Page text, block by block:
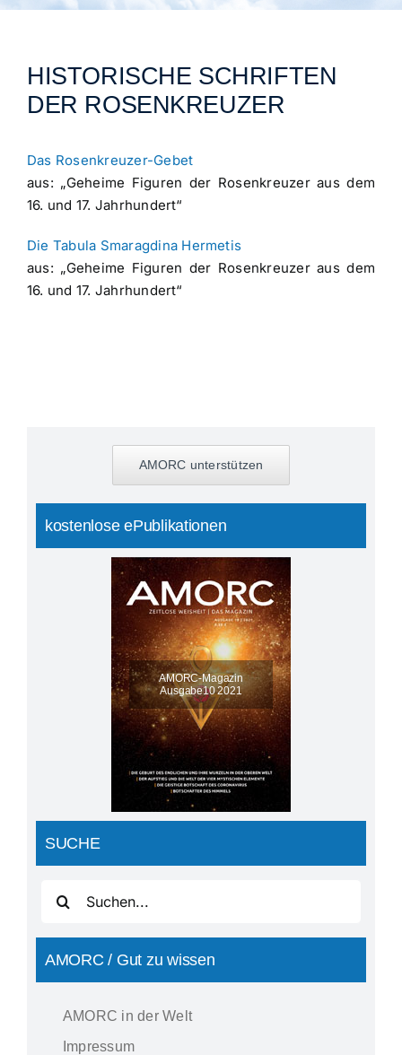
Archiv
HISTORISCHE SCHRIFTEN
DER ROSENKREUZER
Das Rosenkreuzer-Gebet
aus: „Geheime Figuren der Rosenkreuzer aus dem
16. und 17. Jahrhundert“
Die Tabula Smaragdina Hermetis
aus: „Geheime Figuren der Rosenkreuzer aus dem
16. und 17. Jahrhundert“
AMORC unterstützen
kostenlose ePublikationen
AMORC-Magazin
Ausgabe10 2021
SUCHE
nach:
AMORC / Gut zu wissen
AMORC in der Welt
Impressum